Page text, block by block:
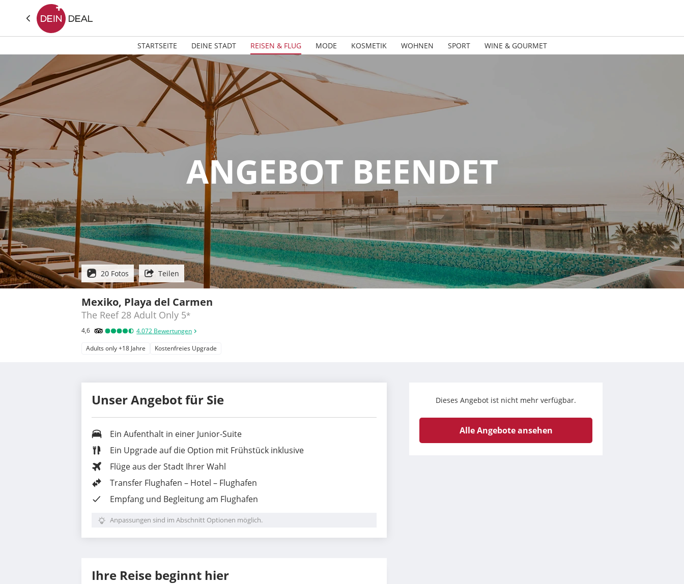
STARTSEITE DEINE STADT REISEN & FLUG MODE KOSMETIK WOHNEN SPORT WINE & GOURMET
ANGEBOT BEENDET
20 Fotos Teilen
Mexiko, Playa del Carmen
The Reef 28 Adult Only 5*
4,6 4.072 Bewertungen
Adults only +18 Jahre Kostenfreies Upgrade
Dieses Angebot ist nicht mehr verfügbar.
Alle Angebote ansehen
Unser Angebot für Sie
Ein Aufenthalt in einer Junior-Suite
Ein Upgrade auf die Option mit Frühstück inklusive
Flüge aus der Stadt Ihrer Wahl
Transfer Flughafen – Hotel – Flughafen
Empfang und Begleitung am Flughafen
Anpassungen sind im Abschnitt Optionen möglich.
Ihre Reise beginnt hier